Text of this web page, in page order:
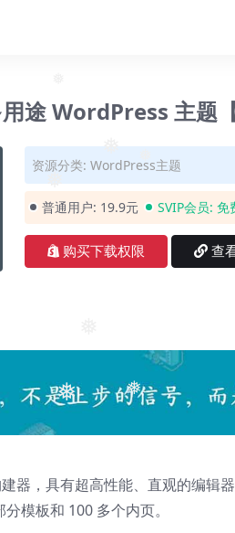
❅ ❅
❅
❅ ❅
❅
途 WordPress 主题
资源分类: WordPress主题
普通用户: 19.9元 SVIP会员: 免
购买下载权限 查
器，具有超高性能、直观的编辑
模板和 100 多个内页。